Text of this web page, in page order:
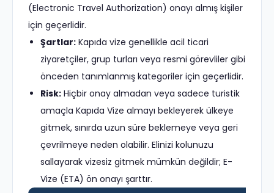
(Electronic Travel Authorization) onayı almış kişiler
için geçerlidir.
Şartlar: Kapıda vize genellikle acil ticari
ziyaretçiler, grup turları veya resmi görevliler gibi
önceden tanımlanmış kategoriler için geçerlidir.
Risk: Hiçbir onay almadan veya sadece turistik
amaçla Kapıda Vize almayı bekleyerek ülkeye
gitmek, sınırda uzun süre beklemeye veya geri
çevrilmeye neden olabilir. Elinizi kolunuzu
sallayarak vizesiz gitmek mümkün değildir; E-
Vize (ETA) ön onayı şarttır.